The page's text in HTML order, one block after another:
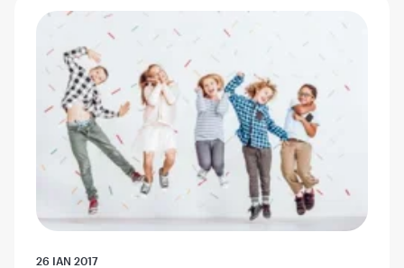
26 IAN 2017